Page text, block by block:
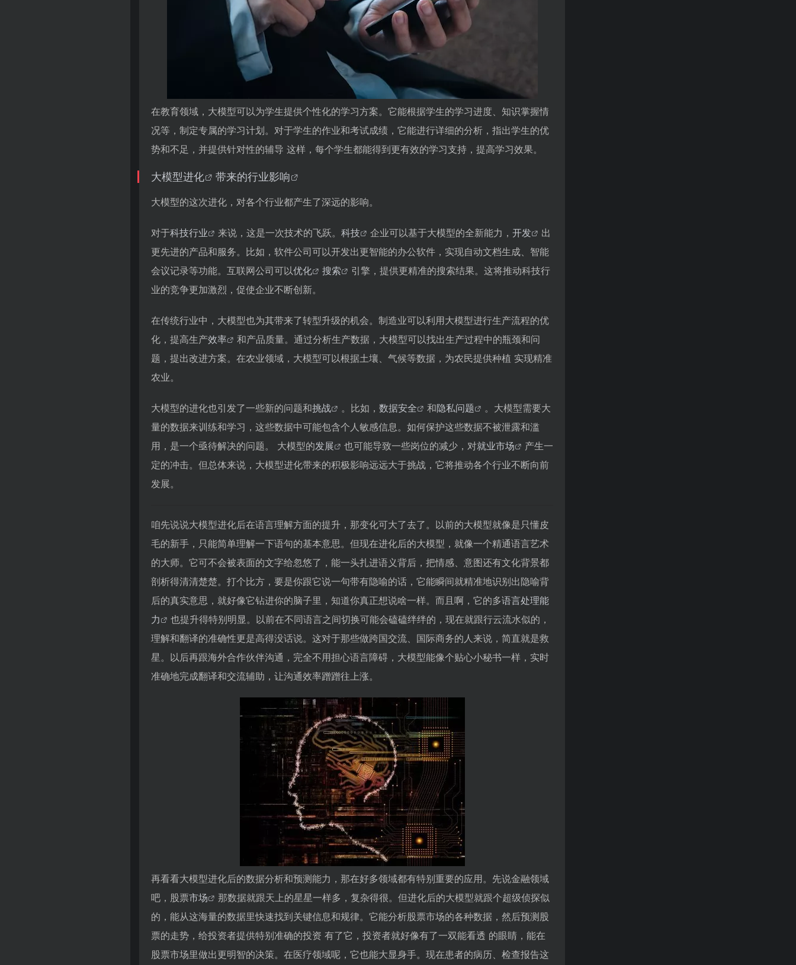
在教育领域，大模型可以为学生提供个性化的学习方案。它能根据学生的学习进度、知识掌握情
况等，制定专属的学习计划。对于学生的作业和考试成绩，它能进行详细的分析，指出学生的优
势和不足，并提供针对性的辅导 这样，每个学生都能得到更有效的学习支持，提高学习效果。
大模型进化 带来的行业影响
大模型的这次进化，对各个行业都产生了深远的影响。
对于科技行业 来说，这是一次技术的飞跃。 科技 企业可以基于大模型的全新能力， 开发
出
更先进的产品和服务。比如，软件公司可以开发出更智能的办公软件，实现自动文档生成、智能
会议记录等功能。互联网公司可以优化 搜索
引擎，提供更精准的搜索结果。这将推动科技行
业的竞争更加激烈，促使企业不断创新。
在传统行业中，大模型也为其带来了转型升级的机会。制造业可以利用大模型进行生产流程的优
化，提高生产效率
和产品质量。通过分析生产数据，大模型可以找出生产过程中的瓶颈和问
题，提出改进方案。在农业领域，大模型可以根据土壤、气候等数据，为农民提供种植 实现精准
农业。
大模型的进化也引发了一些新的问题和挑战 。比如， 数据安全 和隐私问题
。大模型需要大
量的数据来训练和学习，这些数据中可能包含个人敏感信息。如何保护这些数据不被泄露和滥
用，是一个亟待解决的问题。 大模型的发展 也可能导致一些岗位的减少，对就业市场
产生一
定的冲击。但总体来说，大模型进化带来的积极影响远远大于挑战，它将推动各个行业不断向前
发展。
咱先说说大模型进化后在语言理解方面的提升，那变化可大了去了。以前的大模型就像是只懂皮
毛的新手，只能简单理解一下语句的基本意思。但现在进化后的大模型，就像一个精通语言艺术
的大师。它可不会被表面的文字给忽悠了，能一头扎进语义背后，把情感、意图还有文化背景都
剖析得清清楚楚。打个比方，要是你跟它说一句带有隐喻的话，它能瞬间就精准地识别出隐喻背
后的真实意思，就好像它钻进你的脑子里，知道你真正想说啥一样。而且啊，它的多语言处理能
力
也提升得特别明显。以前在不同语言之间切换可能会磕磕绊绊的，现在就跟行云流水似的，
理解和翻译的准确性更是高得没话说。这对于那些做跨国交流、国际商务的人来说，简直就是救
星。以后再跟海外合作伙伴沟通，完全不用担心语言障碍，大模型能像个贴心小秘书一样，实时
准确地完成翻译和交流辅助，让沟通效率蹭蹭往上涨。
再看看大模型进化后的数据分析和预测能力，那在好多领域都有特别重要的应用。先说金融领域
吧，股票市场
那数据就跟天上的星星一样多，复杂得很。但进化后的大模型就跟个超级侦探似
的，能从这海量的数据里快速找到关键信息和规律。它能分析股票市场的各种数据，然后预测股
票的走势，给投资者提供特别准确的投资 有了它，投资者就好像有了一双能看透 的眼睛，能在
股票市场里做出更明智的决策。在医疗领域呢，它也能大显身手。现在患者的病历、检查报告这